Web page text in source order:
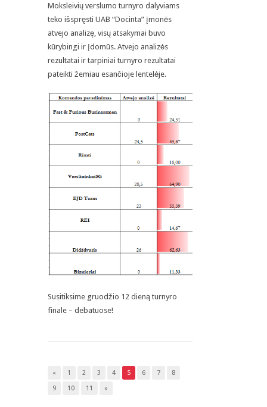
Moksleivių verslumo turnyro dalyviams
teko išspręsti UAB “Docinta” įmonės
atvejo analizę, visų atsakymai buvo
kūrybingi ir įdomūs. Atvejo analizės
rezultatai ir tarpiniai turnyro rezultatai
pateikti žemiau esančioje lentelėje.
Susitiksime gruodžio 12 dieną turnyro
finale – debatuose!
« 1 2 3 4 5 6 7
8
9
10 11 »